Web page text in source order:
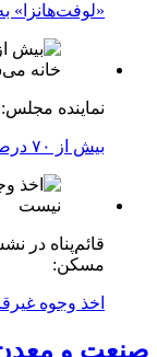
«لوفت‌هانزا»
نماینده مجلس:
بیش از ۷۰ درصد درآمد خانوار صرف اجاره خانه می‌شود
قائم‌پناه در
مسکن:
اخذ وجوه
صنعت و